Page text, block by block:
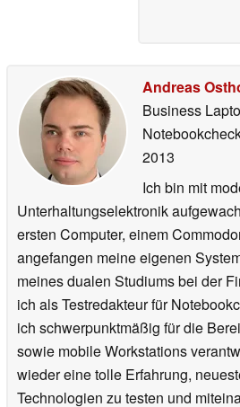
Andreas
Business
2013
Ich bin mit
Unterhaltungselektronik
ersten Computer, einem
angefangen meine eigenen
meines dualen Studiums bei der
ich als Testredakteur für
ich schwerpunktmäßig für die
sowie mobile Workstations
wieder eine tolle Erfahrung,
Technologien zu testen und